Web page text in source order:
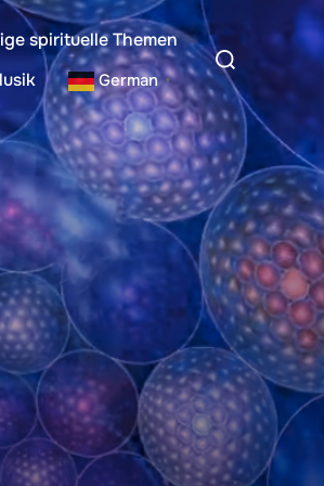
spirituelle Themen
German ▼
Suchen
nach: